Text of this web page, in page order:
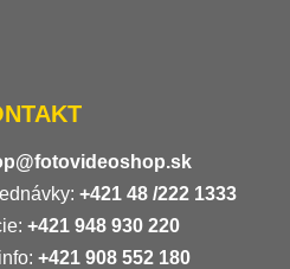
+421 48 /222 1333
+421 948 930 220
+421 908 552 180